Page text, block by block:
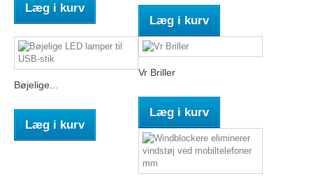
Læg i kurv
Læg i kurv
Bøjelige...
Læg i kurv
Vr Briller
Læg i kurv